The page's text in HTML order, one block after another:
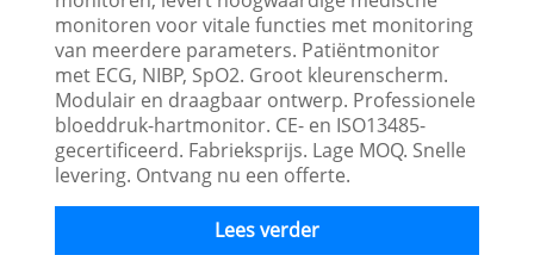
monitoren voor vitale functies met monitoring
van meerdere parameters. Patiëntmonitor
met ECG, NIBP, SpO2. Groot kleurenscherm.
Modulair en draagbaar ontwerp. Professionele
bloeddruk-hartmonitor. CE- en ISO13485-
gecertificeerd. Fabrieksprijs. Lage MOQ. Snelle
levering. Ontvang nu een offerte.
Lees verder